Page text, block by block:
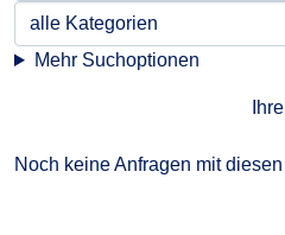
Mehr Suchoptionen
Noch keine Anfragen mit